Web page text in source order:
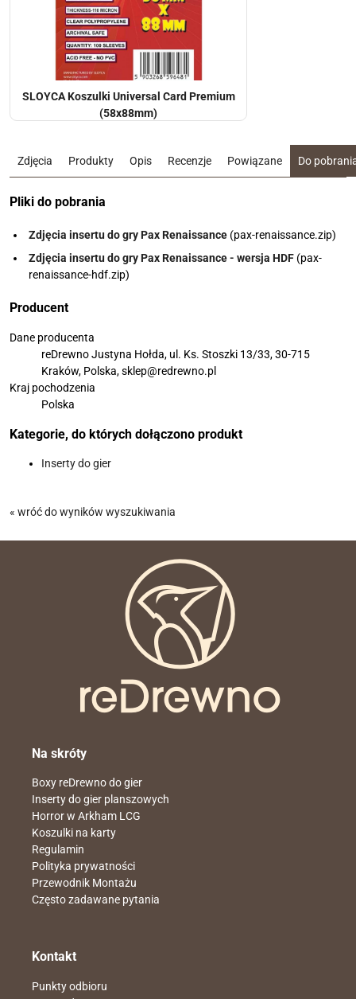
SLOYCA Koszulki Universal Card Premium
(58x88mm)
Zdjęcia Produkty Opis Recenzje Powiązane Do
Pliki do pobrania
Zdjęcia insertu do gry Pax Renaissance (pax-renaissance.zip)
Zdjęcia insertu do gry Pax Renaissance - wersja HDF (pax-
renaissance-hdf.zip)
Producent
Dane producenta
reDrewno Justyna Hołda, ul. Ks. Stoszki 13/33, 30-715
Kraków, Polska, sklep@redrewno.pl
Kraj pochodzenia
Polska
Kategorie, do których dołączono produkt
Inserty do gier
« wróć do wyników wyszukiwania
Na skróty
Boxy reDrewno do gier
Inserty do gier planszowych
Horror w Arkham LCG
Koszulki na karty
Regulamin
Polityka prywatności
Przewodnik Montażu
Często zadawane pytania
Kontakt
Punkty odbioru